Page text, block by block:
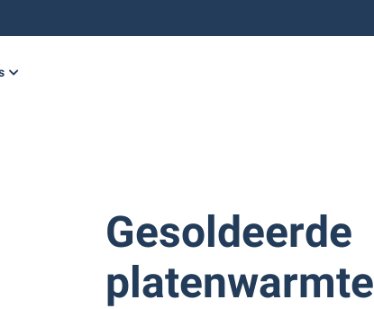
Gesoldeerde
platenwarmte